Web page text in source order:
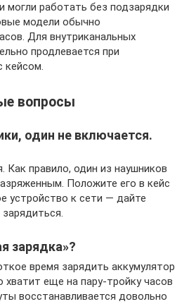
могли работать без подзарядки
модели обычно
Для внутриканальных
продлевается при
кейсом.
вопросы
один не включается.
Как правило, один из наушников
Положите его в кейс
устройство к сети — дайте
зарядка»?
время зарядить аккумулятор
хватит еще на пару-тройку часов
восстанавливается довольно